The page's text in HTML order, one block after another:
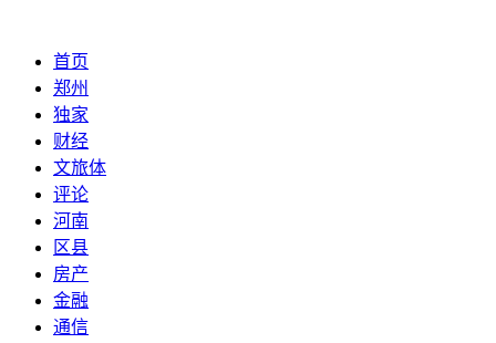
首页
郑州
独家
财经
文旅体
评论
河南
区县
房产
金融
通信